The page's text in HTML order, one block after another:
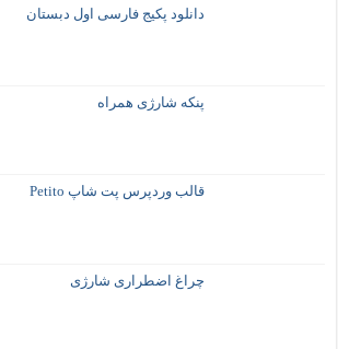
دانلود پکیج فارسی اول دبستان
پنکه شارژی همراه
قالب وردپرس پت شاپ Petito
چراغ اضطراری شارژی